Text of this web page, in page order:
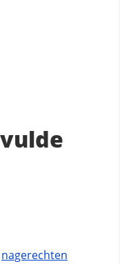
nagerechten